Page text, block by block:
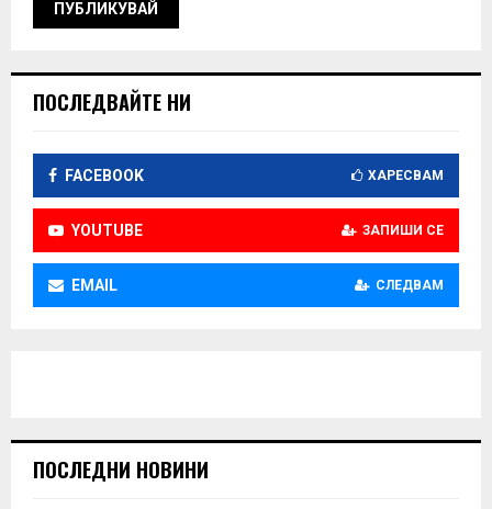
ПОСЛЕДВАЙТЕ НИ
FACEBOOK ХАРЕСВАМ
YOUTUBE ЗАПИШИ СЕ
EMAIL СЛЕДВАМ
ПОСЛЕДНИ НОВИНИ